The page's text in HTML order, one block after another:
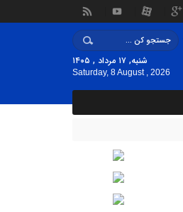
شنبه, ۱۷ مرداد , ۱۴۰۵
Saturday, 8 August , 2026